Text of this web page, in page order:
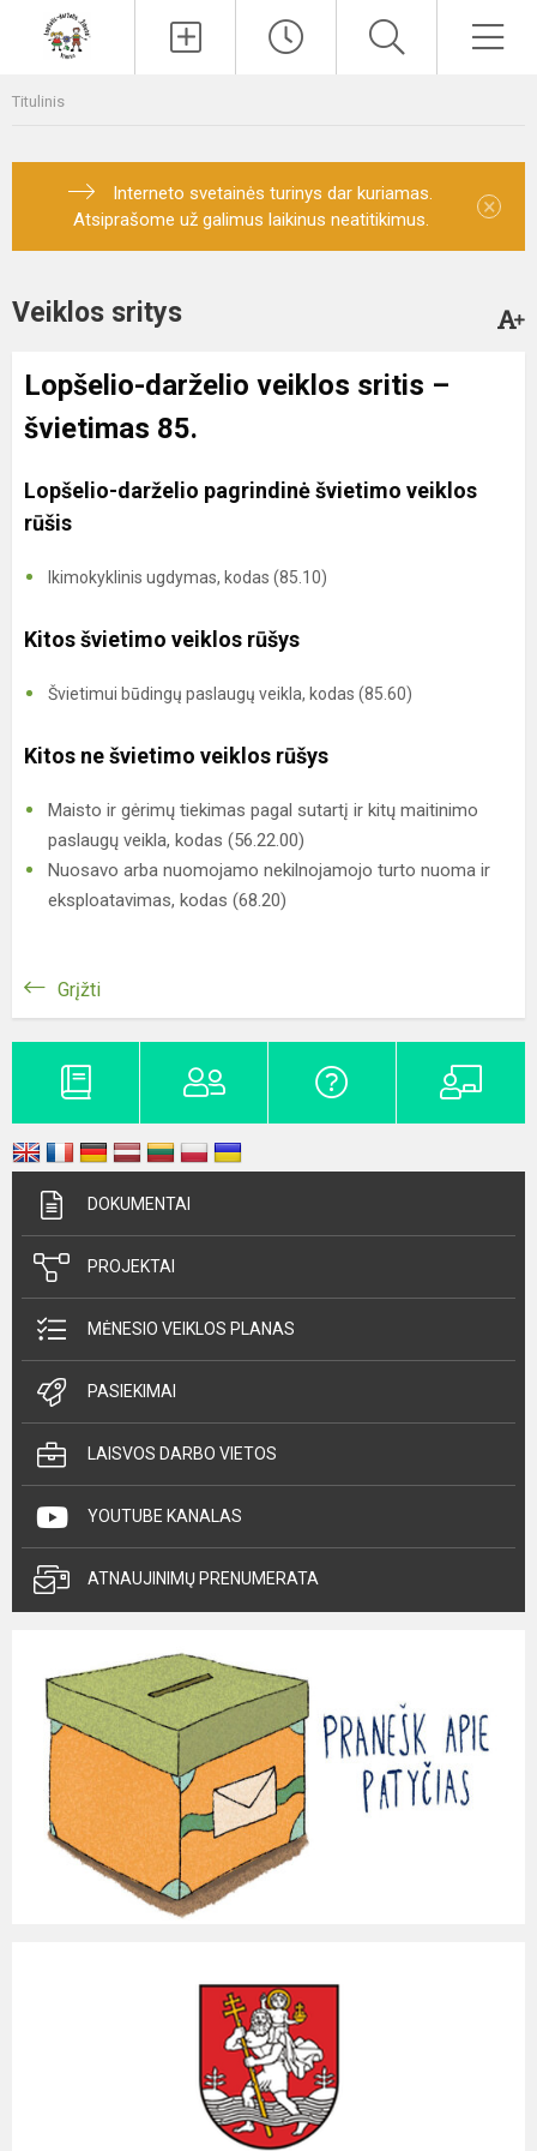
Titulinis
Interneto svetainės turinys dar kuriamas.
Atsiprašome už galimus laikinus neatitikimus.
×
Veiklos sritys
Lopšelio-darželio veiklos sritis –
švietimas 85.
Lopšelio-darželio pagrindinė švietimo veiklos
rūšis
Ikimokyklinis ugdymas, kodas (85.10)
Kitos švietimo veiklos rūšys
Švietimui būdingų paslaugų veikla, kodas (85.60)
Kitos ne švietimo veiklos rūšys
Maisto ir gėrimų tiekimas pagal sutartį ir kitų maitinimo
paslaugų veikla, kodas (56.22.00)
Nuosavo arba nuomojamo nekilnojamojo turto nuoma ir
eksploatavimas, kodas (68.20)
Grįžti
DOKUMENTAI
PROJEKTAI
MĖNESIO VEIKLOS PLANAS
PASIEKIMAI
LAISVOS DARBO VIETOS
YOUTUBE KANALAS
ATNAUJINIMŲ PRENUMERATA